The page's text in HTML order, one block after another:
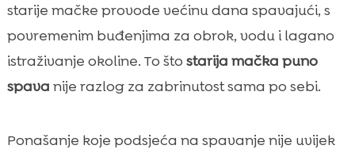
starije mačke provode većinu dana spavajući, s
povremenim buđenjima za obrok, vodu i lagano
istraživanje okoline. To što starija mačka puno
spava nije razlog za zabrinutost sama po sebi.
Ponašanje koje podsjeća na spavanje nije uvijek